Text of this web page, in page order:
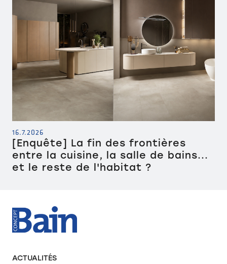
16.7.2026
[Enquête] La fin des frontières
entre la cuisine, la salle de bains...
et le reste de l'habitat ?
ACTUALITÉS